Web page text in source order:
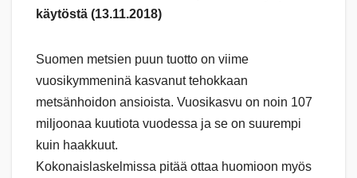
käytöstä (13.11.2018)
Suomen metsien puun tuotto on viime
vuosikymmeninä kasvanut tehokkaan
metsänhoidon ansioista. Vuosikasvu on noin 107
miljoonaa kuutiota vuodessa ja se on suurempi
kuin haakkuut.
Kokonaislaskelmissa pitää ottaa huomioon myös